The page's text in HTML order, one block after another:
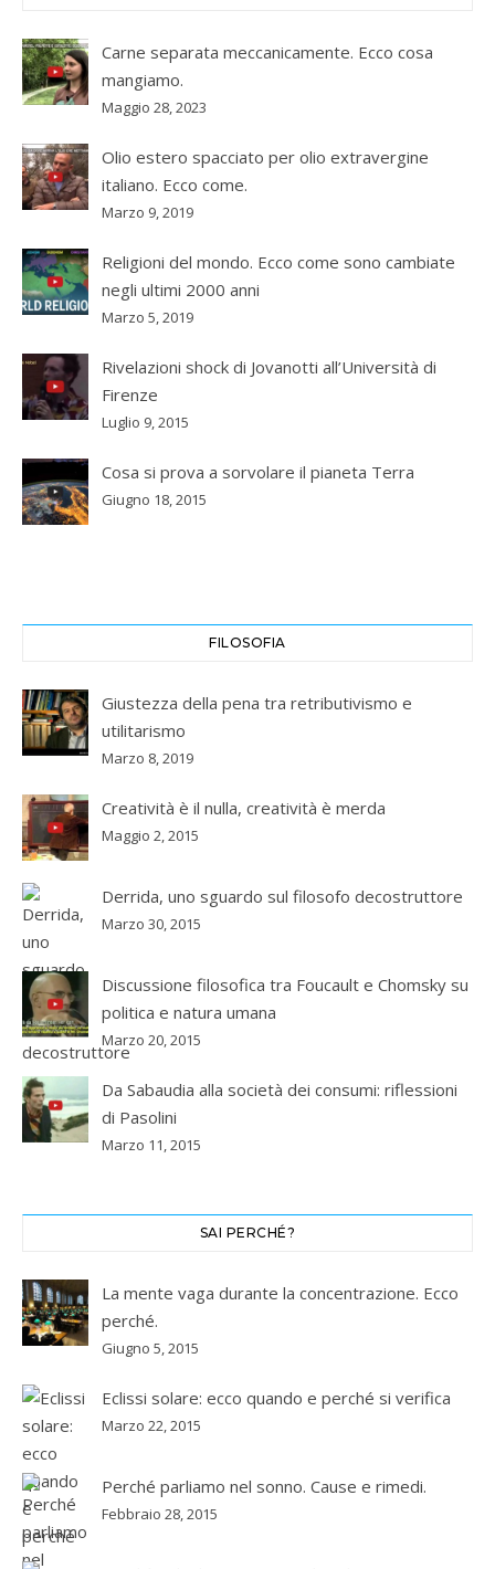
Carne separata meccanicamente. Ecco cosa
mangiamo.
Maggio 28, 2023
Olio estero spacciato per olio extravergine
italiano. Ecco come.
Marzo 9, 2019
Religioni del mondo. Ecco come sono cambiate
negli ultimi 2000 anni
Marzo 5, 2019
Rivelazioni shock di Jovanotti all’Università di
Firenze
Luglio 9, 2015
Cosa si prova a sorvolare il pianeta Terra
Giugno 18, 2015
FILOSOFIA
Giustezza della pena tra retributivismo e
utilitarismo
Marzo 8, 2019
Creatività è il nulla, creatività è merda
Maggio 2, 2015
Derrida, uno sguardo sul filosofo decostruttore
Marzo 30, 2015
Discussione filosofica tra Foucault e Chomsky su
politica e natura umana
Marzo 20, 2015
Da Sabaudia alla società dei consumi: riflessioni
di Pasolini
Marzo 11, 2015
SAI PERCHÉ?
La mente vaga durante la concentrazione. Ecco
perché.
Giugno 5, 2015
Eclissi solare: ecco quando e perché si verifica
Marzo 22, 2015
Perché parliamo nel sonno. Cause e rimedi.
Febbraio 28, 2015